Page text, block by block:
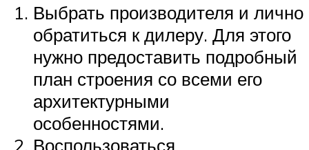
Выбрать производителя и лично
обратиться к дилеру. Для этого
нужно предоставить подробный
план строения со всеми его
архитектурными
особенностями.
Воспользоваться